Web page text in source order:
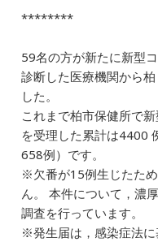
o
o
k
********
59名の方が新たに新型
診断した医療機関から
した。
これまで柏市保健所で
を受理した累計は4400
658例）です。
※欠番が15例生じたた
ん。 本件について，濃
調査を行っています。
※発生届は，感染症法